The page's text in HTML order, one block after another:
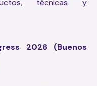
técnicas y
2026 (Buenos